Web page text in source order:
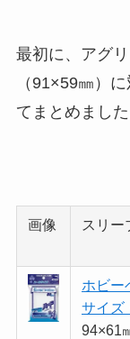
最初に、アグ
（91×59㎜）
てまとめました
画像 スリー
ホビー
サイズ
94×61